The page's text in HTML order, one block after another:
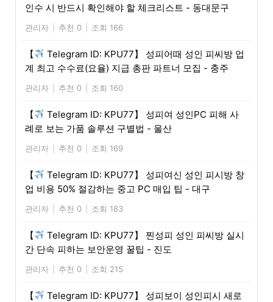
인수 시 반드시 확인해야 할 체크리스트 - 동대문구
관리자 추천 0 조회 166
【
Telegram ID: KPU77】 성피어때 성인 피씨방 업
계 최고 수수료(요율) 지급 총판 파트너 모집 - 충주
관리자 추천 0 조회 160
【
Telegram ID: KPU77】 성피여 성인PC 피해 사
례로 보는 가품 솔루션 구별법 - 울산
관리자 추천 0 조회 169
【
Telegram ID: KPU77】 성피여신 성인 피시방 창
업 비용 50% 절감하는 중고 PC 매입 팁 - 대구
관리자 추천 0 조회 183
【
Telegram ID: KPU77】 찐성피 성인 피씨방 실시
간 단속 피하는 보안운영 꿀팁 - 진도
관리자 추천 0 조회 215
【
Telegram ID: KPU77】 성피보이 성인피시 새로